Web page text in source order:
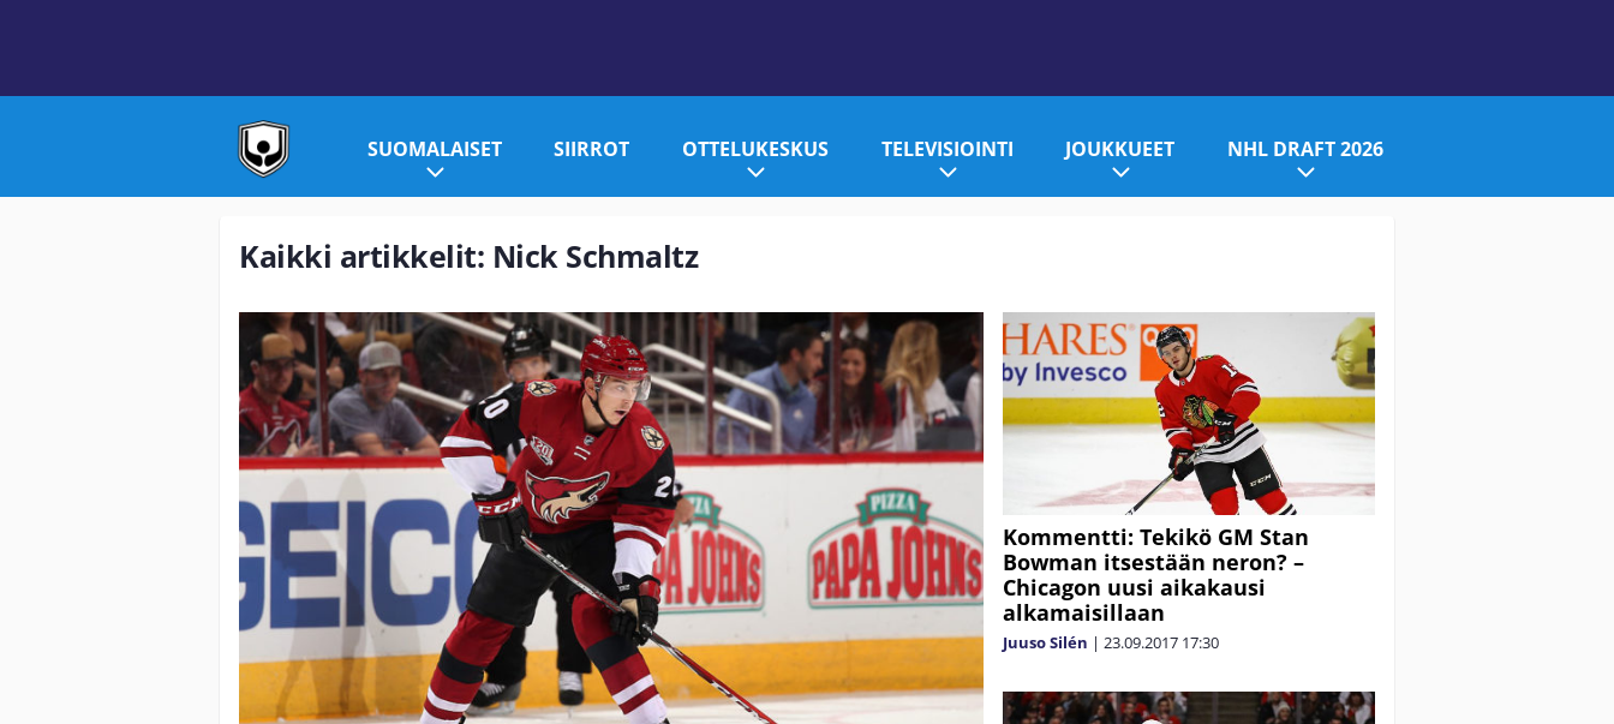
SUOMALAISET SIIRROT OTTELUKESKUS TELEVISIOINTI JOUKKUEET NHL DRAFT 2026
Kaikki artikkelit: Nick Schmaltz
Kommentti: Tekikö GM Stan
Bowman itsestään neron? –
Chicagon uusi aikakausi
alkamaisillaan
Juuso Silén | 23.09.2017 17:30